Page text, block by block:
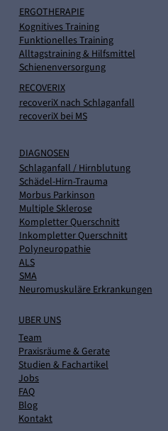
ERGOTHERAPIE
Kognitives Training
Funktionelles Training
Alltagstraining & Hilfsmittel
Schienenversorgung
RECOVERIX
recoveriX nach Schlaganfall
recoveriX bei MS
DIAGNOSEN
Schlaganfall / Hirnblutung
Schädel-Hirn-Trauma
Morbus Parkinson
Multiple Sklerose
Kompletter Querschnitt
Inkompletter Querschnitt
Polyneuropathie
ALS
SMA
Neuromuskuläre Erkrankungen
UBER UNS
Team
Praxisräume & Gerate
Studien & Fachartikel
Jobs
FAQ
Blog
Kontakt